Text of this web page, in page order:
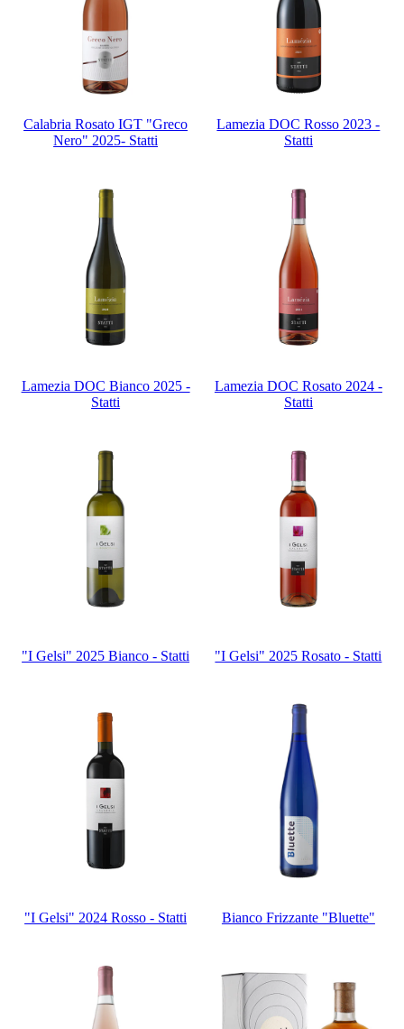
Calabria Rosato IGT "Greco
Nero" 2025- Statti
Lamezia DOC Rosso 2023 -
Statti
Lamezia DOC Bianco 2025 -
Statti
Lamezia DOC Rosato 2024 -
Statti
"I Gelsi" 2025 Bianco - Statti "I Gelsi" 2025 Rosato - Statti
"I Gelsi" 2024 Rosso - Statti Bianco Frizzante "Bluette"